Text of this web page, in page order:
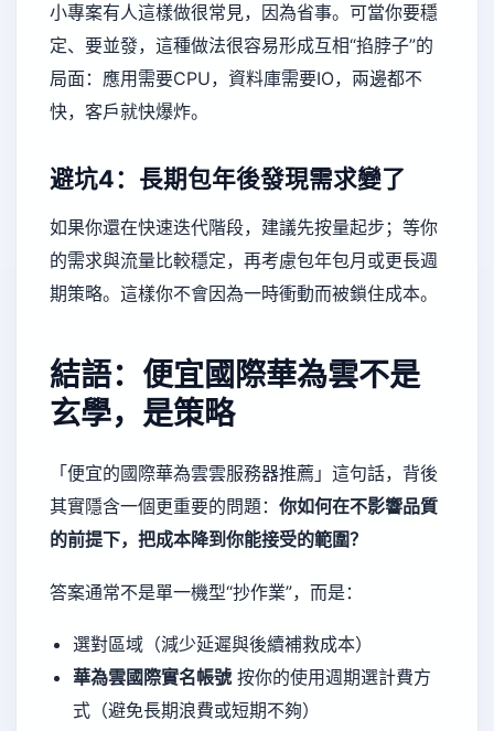
小專案有人這樣做很常見，因為省事。可當你要穩
定、要並發，這種做法很容易形成互相“掐脖子”的
局面：應用需要CPU，資料庫需要IO，兩邊都不
快，客戶就快爆炸。
避坑4：長期包年後發現需求變了
如果你還在快速迭代階段，建議先按量起步；等你
的需求與流量比較穩定，再考慮包年包月或更長週
期策略。這樣你不會因為一時衝動而被鎖住成本。
結語：便宜國際華為雲不是
玄學，是策略
「便宜的國際華為雲雲服務器推薦」這句話，背後
其實隱含一個更重要的問題： 你如何在不影響品質
的前提下，把成本降到你能接受的範圍？
答案通常不是單一機型“抄作業”，而是：
選對區域（減少延遲與後續補救成本）
華為雲國際實名帳號按你的使用週期選計費方
式（避免長期浪費或短期不夠）